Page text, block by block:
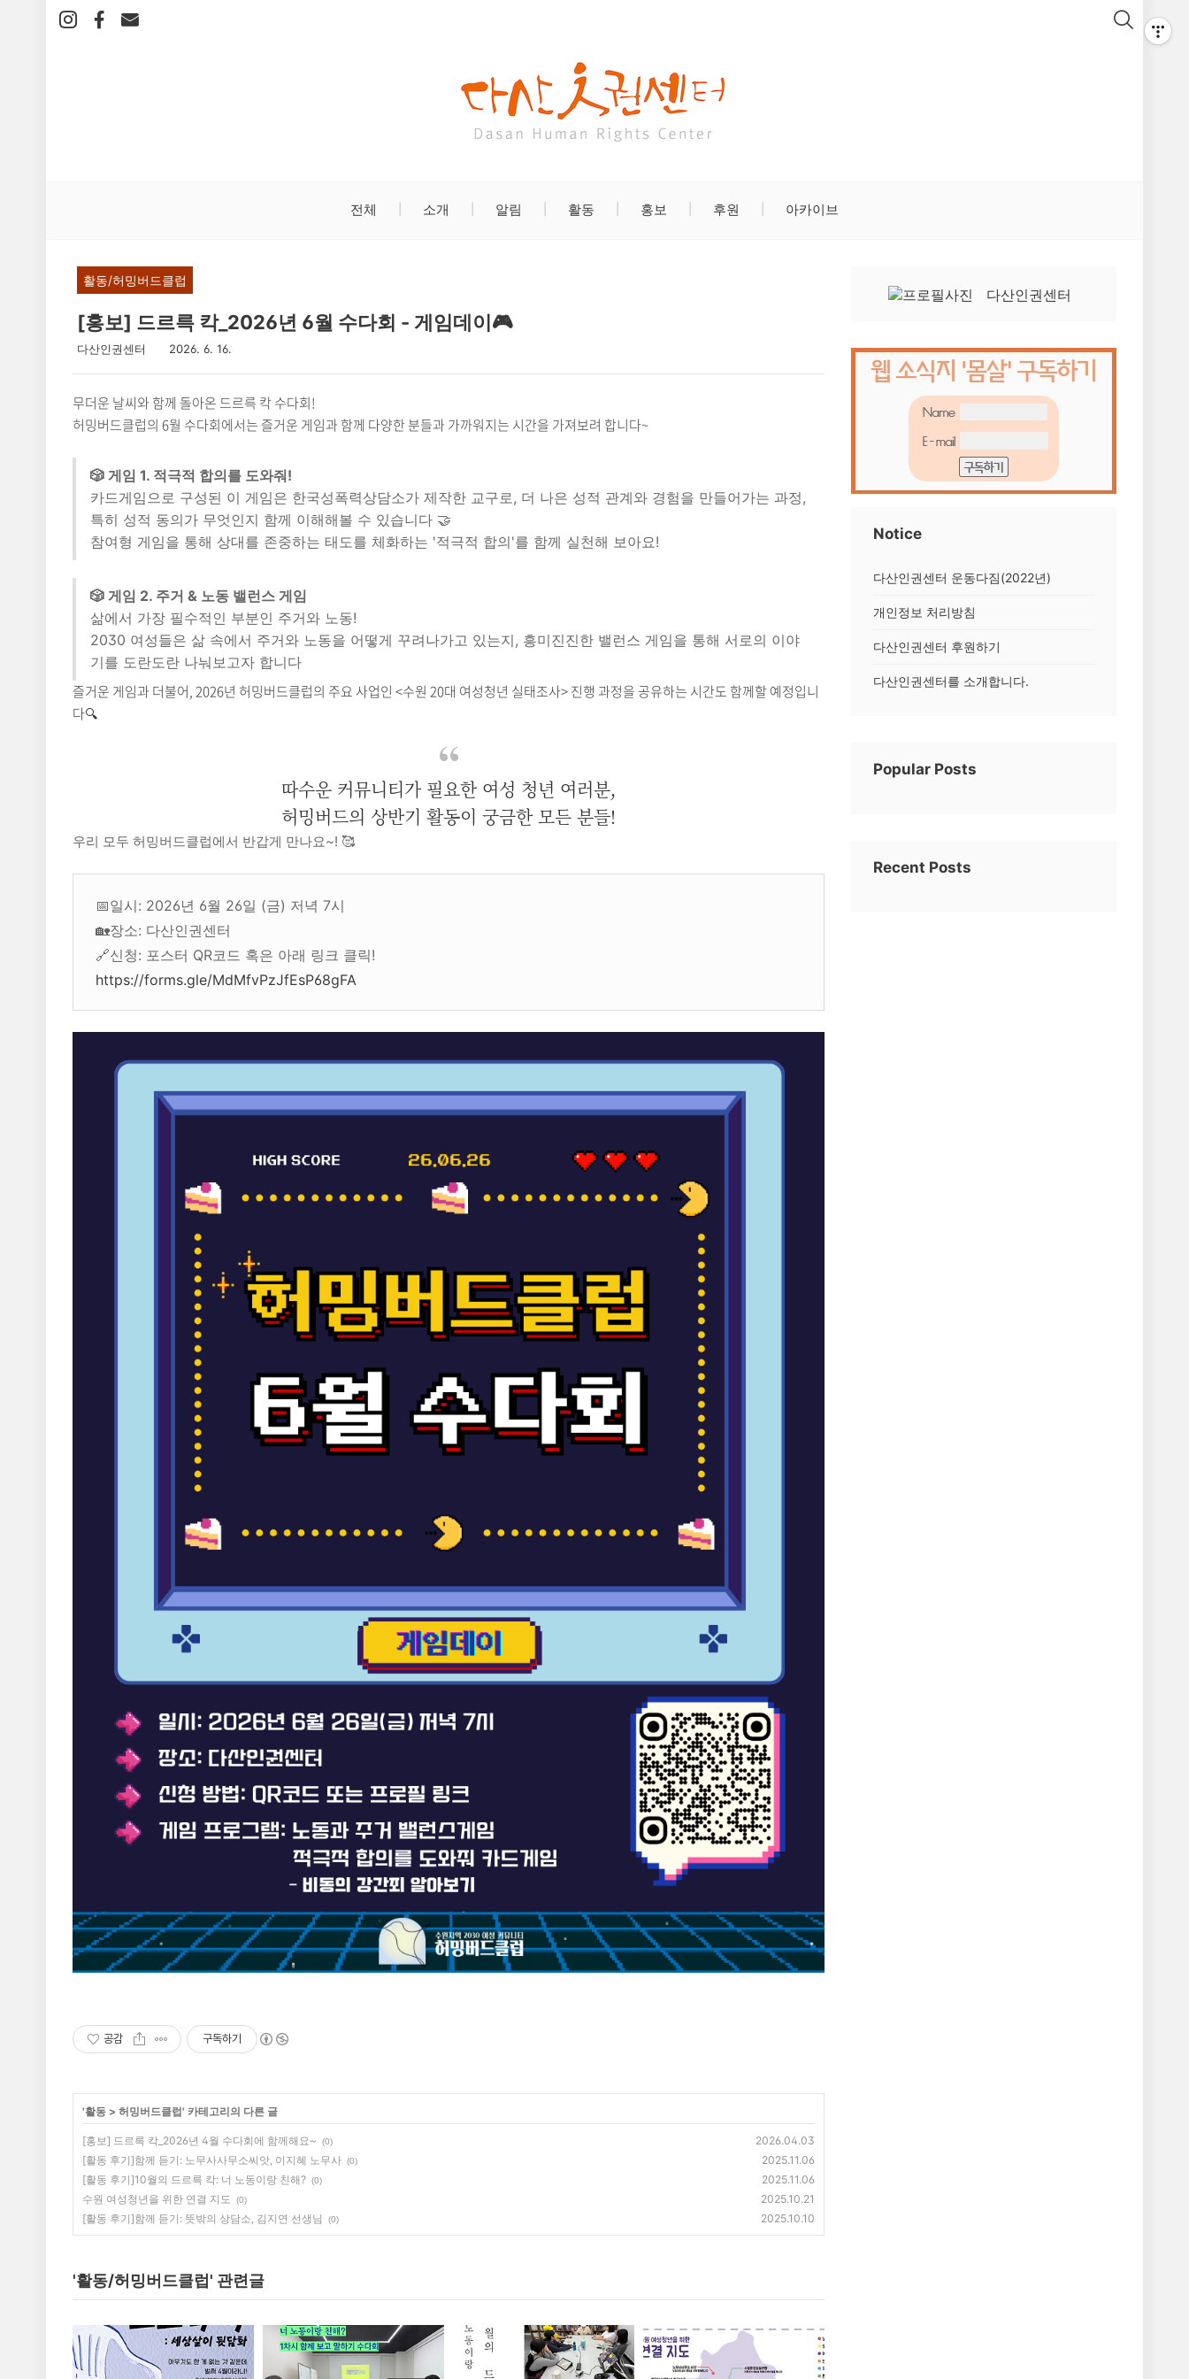
전체 소개 알림 활동 홍보 후원 아카이브
다산인권센터
Notice
다산인권센터 운동다짐(2022년)
개인정보 처리방침
다산인권센터 후원하기
다산인권센터를 소개합니다.
Popular Posts
Recent Posts
활동/허밍버드클럽
[홍보] 드르륵 칵_2026년 6월 수다회 - 게임데이🎮
다산인권센터 2026. 6. 16.
무더운 날씨와 함께 돌아온 드르륵 칵 수다회!
허밍버드클럽의 6월 수다회에서는 즐거운 게임과 함께 다양한 분들과 가까워지는 시간을 가져보려 합니다~
🎲 게임 1. 적극적 합의를 도와줘!
카드게임으로 구성된 이 게임은 한국성폭력상담소가 제작한 교구로, 더 나은 성적 관계와 경험을 만들어가는 과정,
특히 성적 동의가 무엇인지 함께 이해해볼 수 있습니다 🤝
참여형 게임을 통해 상대를 존중하는 태도를 체화하는 '적극적 합의'를 함께 실천해 보아요!
🎲 게임 2. 주거 & 노동 밸런스 게임
삶에서 가장 필수적인 부분인 주거와 노동!
2030 여성들은 삶 속에서 주거와 노동을 어떻게 꾸려나가고 있는지, 흥미진진한 밸런스 게임을 통해 서로의 이야
기를 도란도란 나눠보고자 합니다
즐거운 게임과 더불어, 2026년 허밍버드클럽의 주요 사업인 <수원 20대 여성청년 실태조사> 진행 과정을 공유하는 시간도 함께할 예정입니
다🔍
따수운 커뮤니티가 필요한 여성 청년 여러분,
허밍버드의 상반기 활동이 궁금한 모든 분들!
우리 모두 허밍버드클럽에서 반갑게 만나요~! 🥰
📅일시: 2026년 6월 26일 (금) 저녁 7시
🏡장소: 다산인권센터
🔗신청: 포스터 QR코드 혹은 아래 링크 클릭!
https://forms.gle/MdMfvPzJfEsP68gFA
공감 구독하기
'활동 > 허밍버드클럽' 카테고리의 다른 글
[홍보] 드르륵 칵_2026년 4월 수다회에 함께해요~ (0)
2026.04.03
[활동 후기]함께 듣기: 노무사사무소씨앗, 이지혜 노무사 (0)
2025.11.06
[활동 후기]10월의 드르륵 칵: 너 노동이랑 친해? (0)
2025.11.06
수원 여성청년을 위한 연결 지도
(0)
2025.10.21
[활동 후기]함께 듣기: 뜻밖의 상담소, 김지연 선생님
(0) 2025.10.10
'활동/허밍버드클럽' 관련글